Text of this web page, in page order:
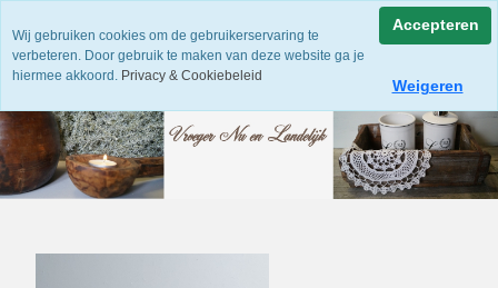
Wij gebruiken cookies om de gebruikerservaring te
verbeteren. Door gebruik te maken van deze website ga je
hiermee akkoord. Privacy & Cookiebeleid
Accepteren
Weigeren